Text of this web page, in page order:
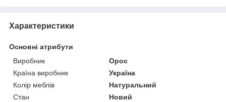
Характеристики
Основні атрибути
Виробник
Орос
Країна виробник
Україна
Колір меблів
Натуральний
Стан
Новий